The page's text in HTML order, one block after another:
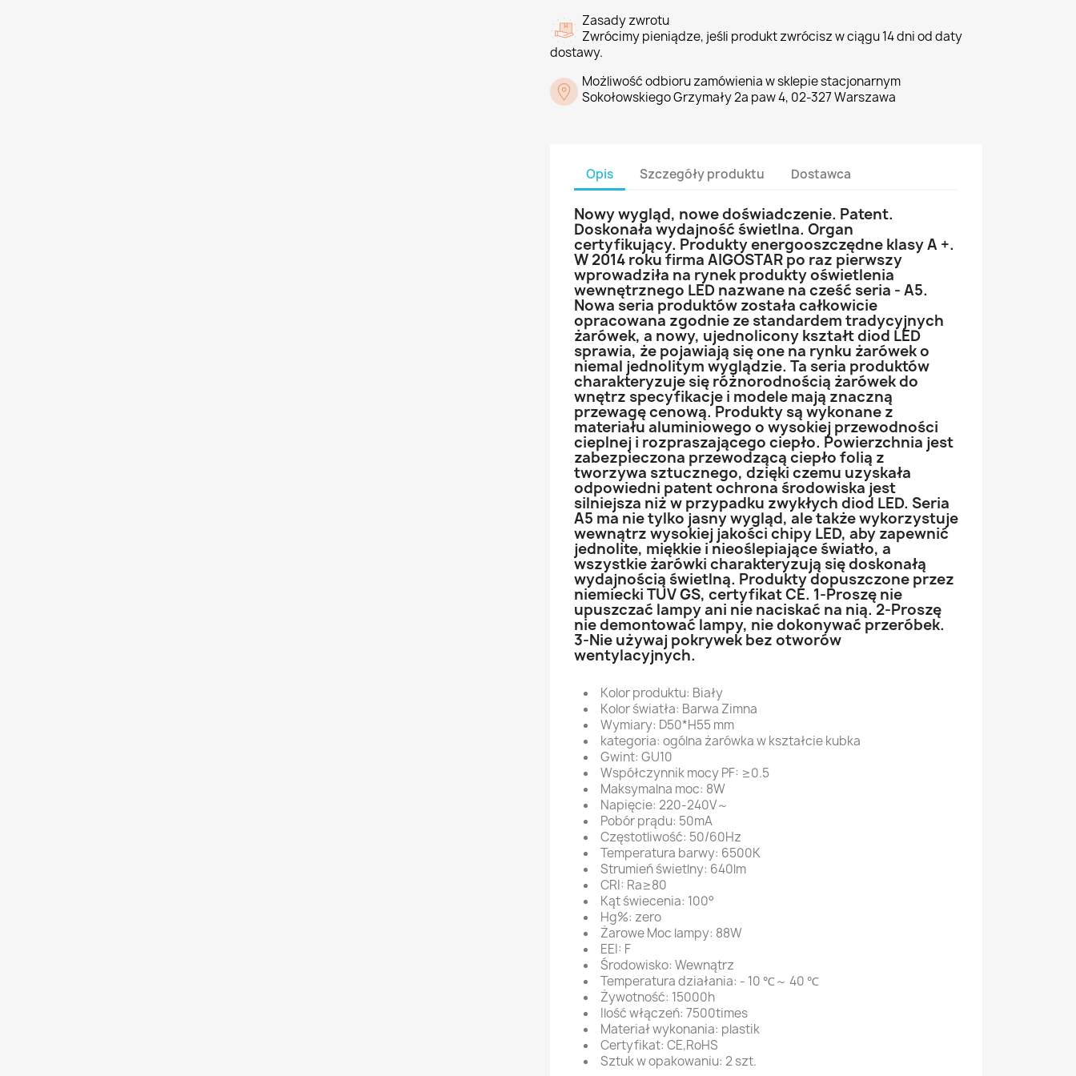
Zasady zwrotu
Zwrócimy pieniądze, jeśli produkt zwrócisz w ciągu 14 dni od daty
dostawy.
Możliwość odbioru zamówienia w sklepie stacjonarnym
Sokołowskiego Grzymały 2a paw 4, 02-327 Warszawa
Opis Szczegóły produktu Dostawca
Nowy wygląd, nowe doświadczenie. Patent.
Doskonała wydajność świetlna. Organ
certyfikujący. Produkty energooszczędne klasy A +.
W 2014 roku firma AIGOSTAR po raz pierwszy
wprowadziła na rynek produkty oświetlenia
wewnętrznego LED nazwane na cześć seria - A5.
Nowa seria produktów została całkowicie
opracowana zgodnie ze standardem tradycyjnych
żarówek, a nowy, ujednolicony kształt diod LED
sprawia, że pojawiają się one na rynku żarówek o
niemal jednolitym wyglądzie. Ta seria produktów
charakteryzuje się różnorodnością żarówek do
wnętrz specyfikacje i modele mają znaczną
przewagę cenową. Produkty są wykonane z
materiału aluminiowego o wysokiej przewodności
cieplnej i rozpraszającego ciepło. Powierzchnia jest
zabezpieczona przewodzącą ciepło folią z
tworzywa sztucznego, dzięki czemu uzyskała
odpowiedni patent ochrona środowiska jest
silniejsza niż w przypadku zwykłych diod LED. Seria
A5 ma nie tylko jasny wygląd, ale także wykorzystuje
wewnątrz wysokiej jakości chipy LED, aby zapewnić
jednolite, miękkie i nieoślepiające światło, a
wszystkie żarówki charakteryzują się doskonałą
wydajnością świetlną. Produkty dopuszczone przez
niemiecki TUV GS, certyfikat CE. 1-Proszę nie
upuszczać lampy ani nie naciskać na nią. 2-Proszę
nie demontować lampy, nie dokonywać przeróbek.
3-Nie używaj pokrywek bez otworów
wentylacyjnych.
Kolor produktu: Biały
Kolor światła: Barwa Zimna
Wymiary: D50*H55 mm
kategoria: ogólna żarówka w kształcie kubka
Gwint: GU10
Współczynnik mocy PF: ≥0.5
Maksymalna moc: 8W
Napięcie: 220-240V～
Pobór prądu: 50mA
Częstotliwość: 50/60Hz
Temperatura barwy: 6500K
Strumień świetlny: 640lm
CRI: Ra≥80
Kąt świecenia: 100°
Hg%: zero
Żarowe Moc lampy: 88W
EEI: F
Środowisko: Wewnątrz
Temperatura działania: - 10 ℃～ 40 ℃
Żywotność: 15000h
Ilość włączeń: 7500times
Materiał wykonania: plastik
Certyfikat: CE,RoHS
Sztuk w opakowaniu: 2 szt.